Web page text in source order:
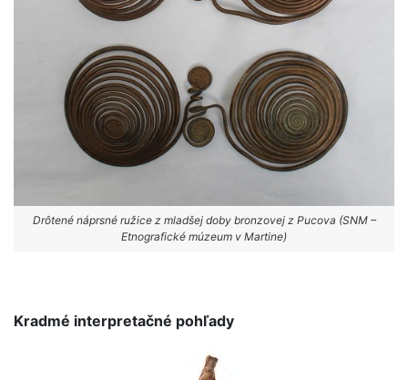
Drôtené náprsné ružice z mladšej doby bronzovej z Pucova (SNM –
Etnografické múzeum v Martine)
Kradmé interpretačné pohľady